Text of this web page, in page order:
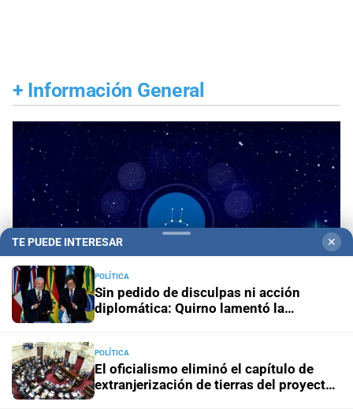
+ Información General
Horóscopo del día Horóscopo de hoy para Piscis:
06 de agosto de 2026
TE PUEDE INTERESAR ✕
POLÍTICA
Sin pedido de disculpas ni acción
diplomática: Quirno lamentó la
POLÍTICA
El oficialismo eliminó el capítulo de
extranjerización de tierras del proyecto